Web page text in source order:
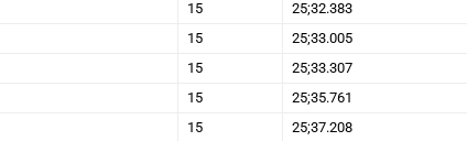
15 25;32.383
15 25;33.005
15 25;33.307
15 25;35.761
15 25;37.208